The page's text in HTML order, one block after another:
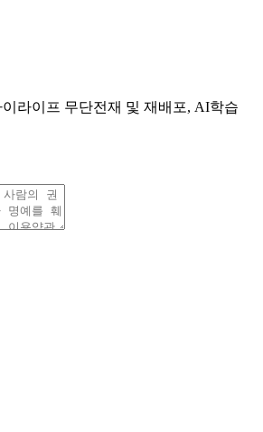
라이프 무단전재 및 재배포, AI학습